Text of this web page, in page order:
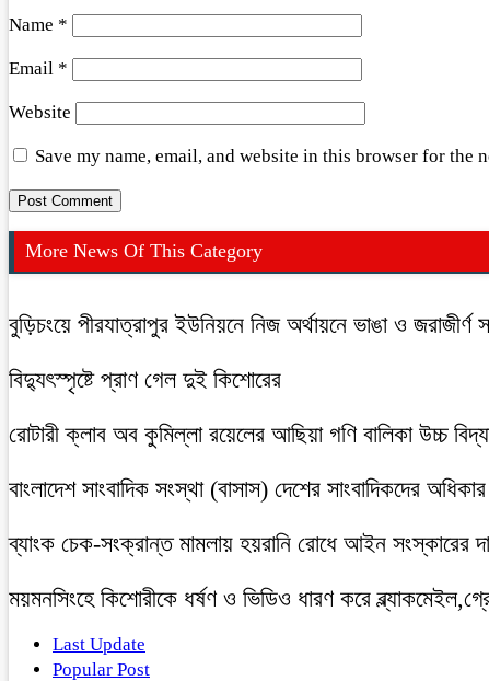
Name *
Email *
Website
Save my name, email, and website in this browser for the
More News Of This Category
বুড়িচংয়ে পীরযাত্রাপুর ইউনিয়নে নিজ অর্থায়নে ভাঙা ও
বিদ্যুৎস্পৃষ্টে প্রাণ গেল দুই কিশোরের
রোটারী ক্লাব অব কুমিল্লা রয়েলের আছিয়া গণি বালিকা উচ্চ
বাংলাদেশ সাংবাদিক সংস্থা (বাসাস) দেশের সাংবাদিকদের
ব্যাংক চেক-সংক্রান্ত মামলায় হয়রানি রোধে আইন সংস্কারের
ময়মনসিংহে কিশোরীকে ধর্ষণ ও ভিডিও ধারণ করে
Last Update
Popular Post